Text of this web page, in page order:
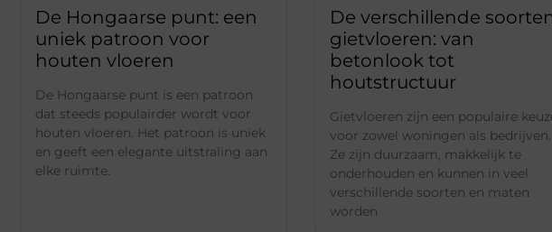
De Hongaarse punt: een
uniek patroon voor
houten vloeren
De Hongaarse punt is een patroon
dat steeds populairder wordt voor
houten vloeren. Het patroon is uniek
en geeft een elegante uitstraling aan
elke ruimte.
De verschillende
gietvloeren: van
betonlook tot
houtstructuur
Gietvloeren zijn een populaire
voor zowel woningen als bedrijven.
Ze zijn duurzaam, makkelijk te
onderhouden en kunnen in veel
verschillende soorten en maten
worden